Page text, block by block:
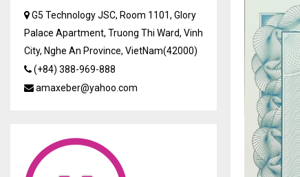
G5 Technology JSC, Room 1101, Glory
Palace Apartment, Truong Thi Ward, Vinh
City, Nghe An Province, VietNam(42000)
(+84) 388-969-888
amaxeber@yahoo.com